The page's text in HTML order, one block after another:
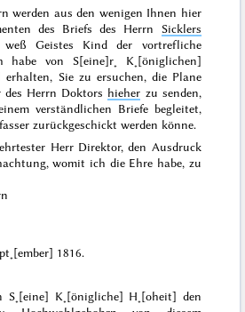
werden aus den wenigen Ihnen hier
des Briefs des Herrn Sicklers
weß Geistes Kind der vortrefliche
von S[eine]r˖ K˖[öniglichen]
erhalten, Sie zu ersuchen, die Plane
Herrn Doktors hieher zu senden,
verständlichen Briefe begleitet,
zurückgeschickt werden könne.
Herr Direktor, den Ausdruck
womit ich die Ehre habe, zu
1816.
K˖[önigliche] H˖[oheit] den